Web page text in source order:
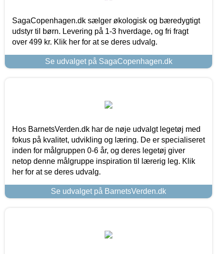
SagaCopenhagen.dk sælger økologisk og bæredygtigt
udstyr til børn. Levering på 1-3 hverdage, og fri fragt
over 499 kr. Klik her for at se deres udvalg.
Se udvalget på SagaCopenhagen.dk
Hos BarnetsVerden.dk har de nøje udvalgt legetøj med
fokus på kvalitet, udvikling og læring. De er specialiseret
inden for målgruppen 0-6 år, og deres legetøj giver
netop denne målgruppe inspiration til lærerig leg. Klik
her for at se deres udvalg.
Se udvalget på BarnetsVerden.dk